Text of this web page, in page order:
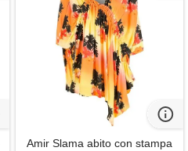
Amir Slama abito con stampa